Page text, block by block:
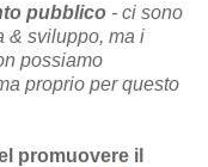
pubblico - ci sono
& sviluppo, ma i
possiamo
proprio per questo
promuovere il